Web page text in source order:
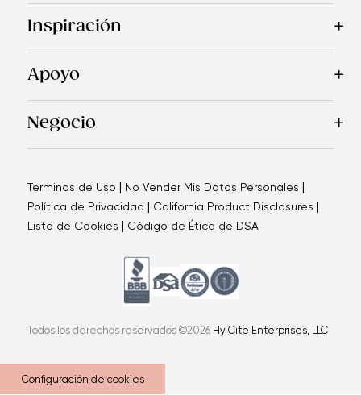
Mas VendidosCocinaCuchillosVajillasElectrodomésticos
Inspiración
RecetasBlogRoyal TVRevista Royal PrestigePrograma
Apoyo
ContáctanosQuienes SomosGarantía Royal Prestige
Negocio
Por qué elegirnosCómo te apoyamosBlogs -
Terminos de Uso | No Vender Mis Datos Personales |
Política de Privacidad | California Product Disclosures |
Lista de Cookies | Código de Ética de DSA
Todos los derechos reservados ©2026 Hy Cite Enterprises, LLC
Configuración de cookies